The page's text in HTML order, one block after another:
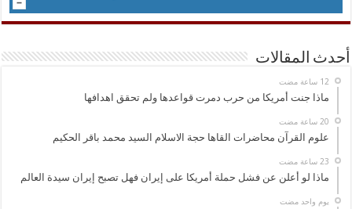
أحدث المقالات
ماذا جنت أمريكا من حرب دمرت قواعدها ولم تحقق اهدافها
علوم القرآن محاضرات القاها حجة الاسلام السيد محمد باقر الحكيم
ماذا لو أعلن عن فشل حملة أمريكا على إيران فهل تصبح إيران سيدة العالم
‏يوم واحد مضت